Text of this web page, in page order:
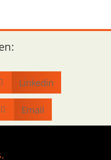
Linkedin
 Email